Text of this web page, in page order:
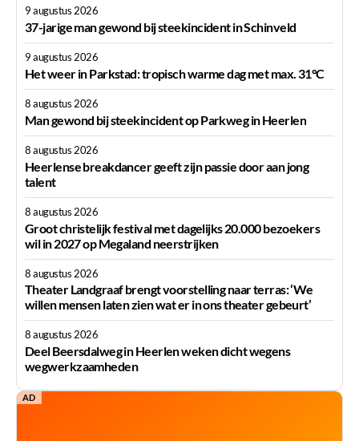
9 augustus 2026
37-jarige man gewond bij steekincident in Schinveld
9 augustus 2026
Het weer in Parkstad: tropisch warme dag met max. 31°C
8 augustus 2026
Man gewond bij steekincident op Parkweg in Heerlen
8 augustus 2026
Heerlense breakdancer geeft zijn passie door aan jong
talent
8 augustus 2026
Groot christelijk festival met dagelijks 20.000 bezoekers
wil in 2027 op Megaland neerstrijken
8 augustus 2026
Theater Landgraaf brengt voorstelling naar terras: ‘We
willen mensen laten zien wat er in ons theater gebeurt’
8 augustus 2026
Deel Beersdalweg in Heerlen weken dicht wegens
wegwerkzaamheden
AD